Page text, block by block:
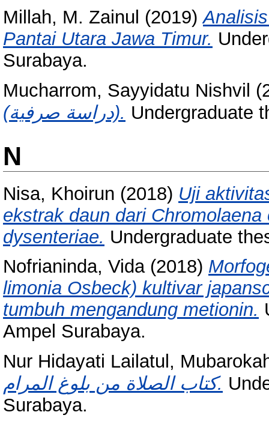
Millah, M. Zainul (2019)
Pantai Utara Jawa Timur.
Surabaya.
Mucharrom, Sayyidatu Nishvil
(دراسة صرفية). Undergraduate
N
Nisa, Khoirun (2018) Uji
ekstrak daun dari
dysenteriae. Undergraduate
Nofrianinda, Vida(2018)
limonia Osbeck) kultivar
tumbuh mengandung metionin.
Ampel Surabaya.
Nur Hidayati Lailatul,
كتاب الصلاة من بلوغ المرام.
Surabaya.